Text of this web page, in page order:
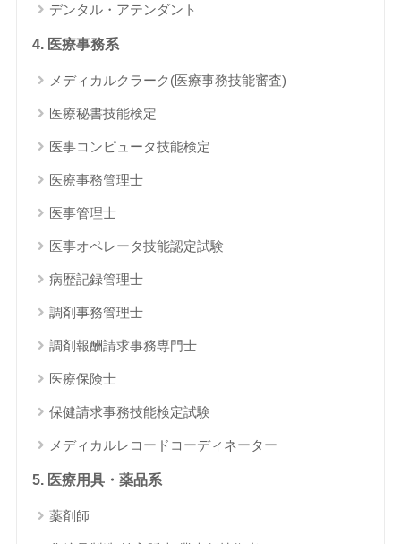
デンタル・アテンダント
4. 医療事務系
メディカルクラーク(医療事務技能審査)
医療秘書技能検定
医事コンピュータ技能検定
医療事務管理士
医事管理士
医事オペレータ技能認定試験
病歴記録管理士
調剤事務管理士
調剤報酬請求事務専門士
医療保険士
保健請求事務技能検定試験
メディカルレコードコーディネーター
5. 医療用具・薬品系
薬剤師